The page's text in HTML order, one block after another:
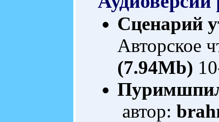
Сценарий
Авторское
(7.94Mb)
автор: